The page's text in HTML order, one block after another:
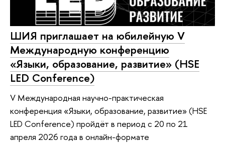
ШИЯ приглашает на юбилейную V
Международную конференцию
«Языки, образование, развитие» (HSE
LED Conference)
V Международная научно-практическая
конференция «Языки, образование, развитие» (HSE
LED Conference) пройдёт в период с 20 по 21
апреля 2026 года в онлайн-формате